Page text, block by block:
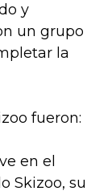
y
un grupo
la
fueron:
en el
Skizoo, su